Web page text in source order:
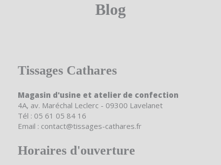
Blog
Tissages Cathares
Magasin d'usine et atelier de confection
4A, av. Maréchal Leclerc - 09300 Lavelanet
Tél : 05 61 05 84 16
Email : contact@tissages-cathares.fr
Horaires d'ouverture